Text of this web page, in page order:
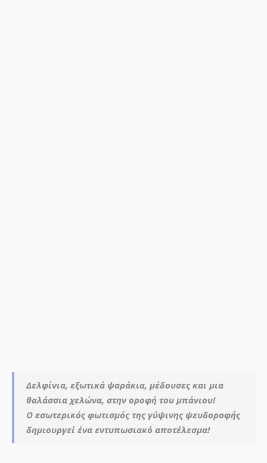
Δελφίνια, εξωτικά ψαράκια, μέδουσες και μια
θαλάσσια χελώνα, στην οροφή του μπάνιου!
Ο εσωτερικός φωτισμός της γύψινης ψευδοροφής
δημιουργεί ένα εντυπωσιακό αποτέλεσμα!